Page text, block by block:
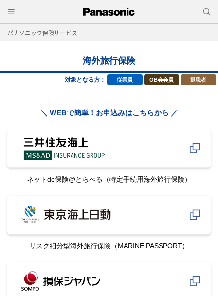
パナソニック保険サービス
海外旅行保険
対象となる方： 従業員 OB会会員 退職者
＼ WEBで簡単！お申込みはこちらから ／
ネットde保険@とらべる （特定手続用海外旅行保険）
リスク細分型海外旅行保険 （MARINE PASSPORT）